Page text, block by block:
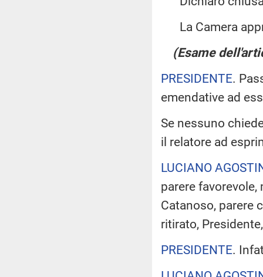
La Camera
(Esame
PRESIDENTE.
emendative ad
Se nessuno
il relatore ad
LUCIANO
parere
Catanoso, parere
ritirato,
PRESIDENTE.